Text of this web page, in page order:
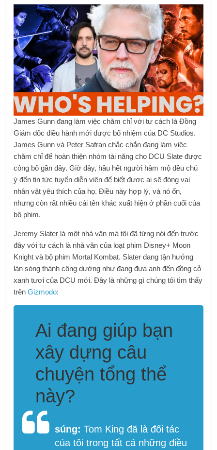
James Gunn đang làm việc chăm chỉ với tư cách là Đồng
Giám đốc điều hành mới được bổ nhiệm của DC Studios.
James Gunn và Peter Safran chắc chắn đang làm việc
chăm chỉ để hoàn thiện nhóm tài năng cho DCU Slate được
công bố gần đây. Giờ đây, hầu hết người hâm mộ đều chú
ý đến tin tức tuyển diễn viên để biết được ai sẽ đóng vai
nhân vật yêu thích của họ. Điều này hợp lý, và nó ổn,
nhưng còn rất nhiều cái tên khác xuất hiện ở phần cuối của
bộ phim.
Jeremy Slater là một nhà văn mà tôi đã từng nói đến trước
đây với tư cách là nhà văn của loạt phim Disney+ Moon
Knight và bộ phim Mortal Kombat. Slater đang tận hưởng
làn sóng thành công dường như đang đưa anh đến đồng cỏ
xanh tươi của DCU mới. Đây là những gì chúng tôi tìm thấy
trênGizmodo:
Ai đang giúp bạn
xây dựng câu
chuyện tổng thể
này?
súng:Tom King đã là đối tác
của tôi trong tất cả những điều